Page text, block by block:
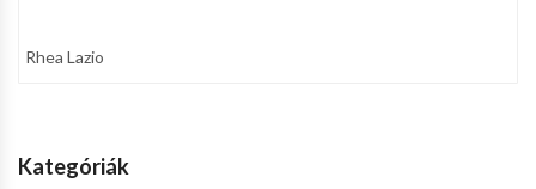
Rhea Lazio
Kategóriák